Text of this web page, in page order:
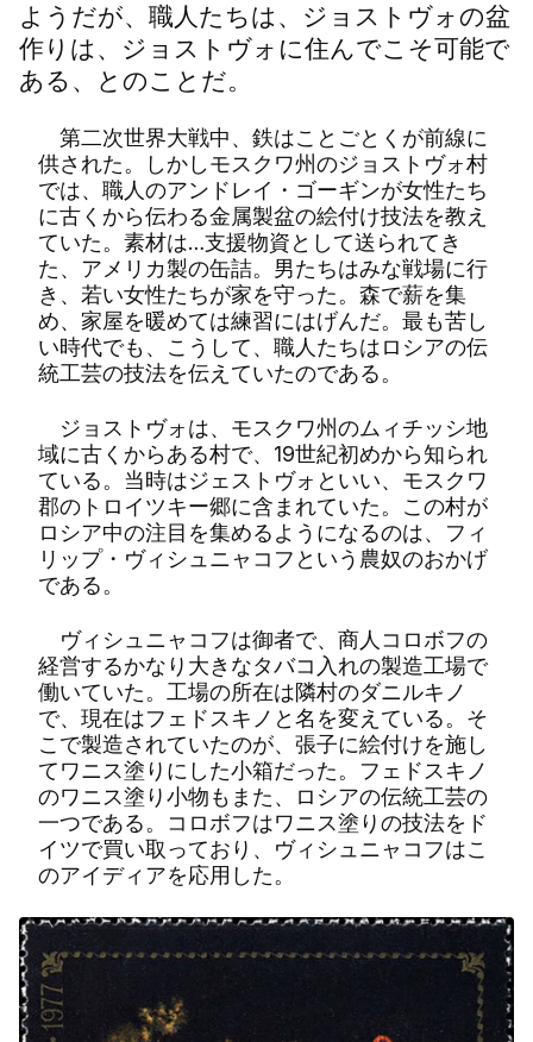
ようだが、職人たちは、ジョストヴォの盆
作りは、ジョストヴォに住んでこそ可能で
ある、とのことだ。
第二次世界大戦中、鉄はことごとくが前線に
供された。しかしモスクワ州のジョストヴォ村
では、職人のアンドレイ・ゴーギンが女性たち
に古くから伝わる金属製盆の絵付け技法を教え
ていた。素材は…支援物資として送られてき
た、アメリカ製の缶詰。男たちはみな戦場に行
き、若い女性たちが家を守った。森で薪を集
め、家屋を暖めては練習にはげんだ。最も苦し
い時代でも、こうして、職人たちはロシアの伝
統工芸の技法を伝えていたのである。
ジョストヴォは、モスクワ州のムィチッシ地
域に古くからある村で、19世紀初めから知られ
ている。当時はジェストヴォといい、モスクワ
郡のトロイツキー郷に含まれていた。この村が
ロシア中の注目を集めるようになるのは、フィ
リップ・ヴィシュニャコフという農奴のおかげ
である。
ヴィシュニャコフは御者で、商人コロボフの
経営するかなり大きなタバコ入れの製造工場で
働いていた。工場の所在は隣村のダニルキノ
で、現在はフェドスキノと名を変えている。そ
こで製造されていたのが、張子に絵付けを施し
てワニス塗りにした小箱だった。フェドスキノ
のワニス塗り小物もまた、ロシアの伝統工芸の
一つである。コロボフはワニス塗りの技法をド
イツで買い取っており、ヴィシュニャコフはこ
のアイディアを応用した。